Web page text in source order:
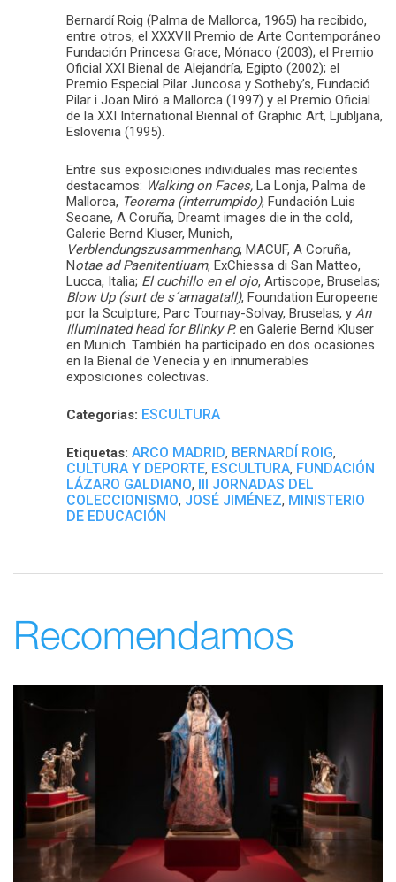
Bernardí Roig (Palma de Mallorca, 1965) ha recibido,
entre otros, el XXXVII Premio de Arte Contemporáneo
Fundación Princesa Grace, Mónaco (2003); el Premio
Oficial XXI Bienal de Alejandría, Egipto (2002); el
Premio Especial Pilar Juncosa y Sotheby’s, Fundació
Pilar i Joan Miró a Mallorca (1997) y el Premio Oficial
de la XXI International Biennal of Graphic Art, Ljubljana,
Eslovenia (1995).
Entre sus exposiciones individuales mas recientes
destacamos: Walking on Faces, La Lonja, Palma de
Mallorca, Teorema (interrumpido), Fundación Luis
Seoane, A Coruña, Dreamt images die in the cold,
Galerie Bernd Kluser, Munich,
Verblendungszusammenhang, MACUF, A Coruña,
Notae ad Paenitentiuam, ExChiessa di San Matteo,
Lucca, Italia; El cuchillo en el ojo, Artiscope, Bruselas;
Blow Up (surt de s´amagatall), Foundation Europeene
por la Sculpture, Parc Tournay-Solvay, Bruselas, y An
Illuminated head for Blinky P. en Galerie Bernd Kluser
en Munich. También ha participado en dos ocasiones
en la Bienal de Venecia y en innumerables
exposiciones colectivas.
Categorías: ESCULTURA
Etiquetas: ARCO MADRID, BERNARDÍ ROIG,
CULTURA Y DEPORTE, ESCULTURA, FUNDACIÓN
LÁZARO GALDIANO, III JORNADAS DEL
COLECCIONISMO, JOSÉ JIMÉNEZ, MINISTERIO
DE EDUCACIÓN
Recomendamos